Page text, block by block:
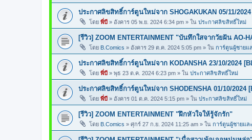
ประกาศลิขสิทธิ์การ์ตูนใหม่จาก SHOGAKUKAN 05/11/2024
โดย พี่บี » อังคาร 05 พ.ย. 2024 6:34 pm » ใน ประกาศลิขสิทธิ์ใหม่
[รีวิว] ZOOM ENTERTAINMENT "บันทึกใสจากวัยฝัน AO-
โดย B.Comics » อังคาร 29 ต.ค. 2024 5:05 pm » ใน การ์ตูนผู้ชายแ
ประกาศลิขสิทธิ์การ์ตูนใหม่จาก KODANSHA 23/10/2024
โดย พี่บี » พุธ 23 ต.ค. 2024 6:23 pm » ใน ประกาศลิขสิทธิ์ใหม่
ประกาศลิขสิทธิ์การ์ตูนใหม่จาก SHODENSHA 01/10/2024
โดย พี่บี » อังคาร 01 ต.ค. 2024 5:15 pm » ใน ประกาศลิขสิทธิ์ใหม่
[รีวิว] ZOOM ENTERTAINMENT "ฝึกหัวใจให้รู้จักรัก"
โดย B.Comics » ศุกร์ 27 ก.ย. 2024 11:25 am » ใน การ์ตูนผู้ชายแล